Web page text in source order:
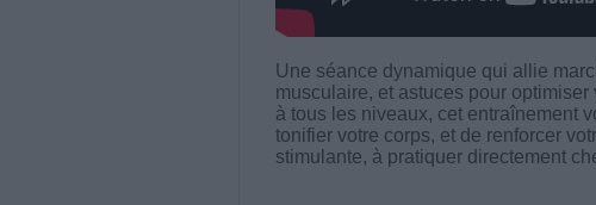
Une séance dynamique qui allie
musculaire, et astuces pour
à tous les niveaux, cet entraînement
tonifier votre corps, et de renforcer
stimulante, à pratiquer directement